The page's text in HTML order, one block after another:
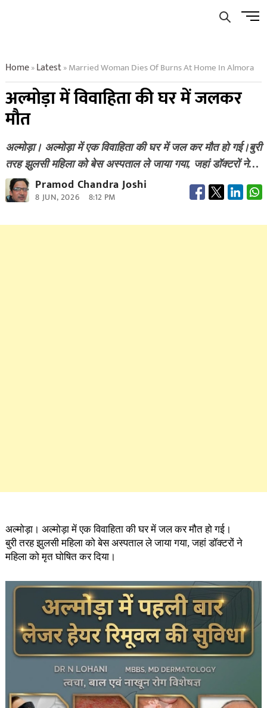
Menu
Home»Latest»Married Woman Dies Of Burns At Home In Almora
अल्मोड़ा में विवाहिता की घर में जलकर
मौत
अल्मोड़ा। अल्मोड़ा में एक विवाहिता की घर में जल कर मौत हो गई।बुरी
तरह झुलसी महिला को बेस अस्पताल ले जाया गया, जहां डॉक्टरों ने…
Pramod Chandra Joshi
8 JUN, 2026 8:12 PM
अल्मोड़ा। अल्मोड़ा में एक विवाहिता की घर में जल कर मौत हो गई।
बुरी तरह झुलसी महिला को बेस अस्पताल ले जाया गया, जहां डॉक्टरों ने
महिला को मृत घोषित कर दिया।